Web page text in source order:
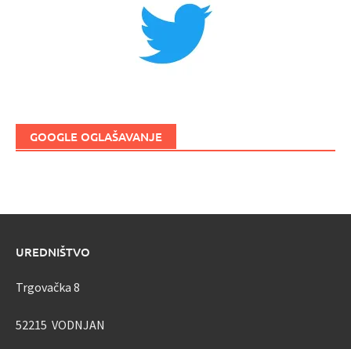
GOOGLE OGLAŠAVANJE
UREDNIŠTVO
Trgovačka 8
52215 VODNJAN